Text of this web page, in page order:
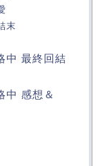
末
中 最終回結
中 感想＆